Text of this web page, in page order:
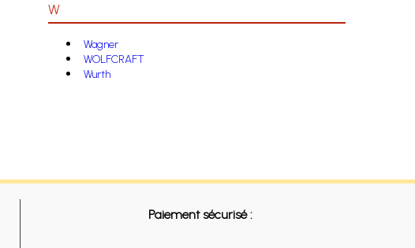
W
Wagner
WOLFCRAFT
Wurth
Paiement sécurisé :